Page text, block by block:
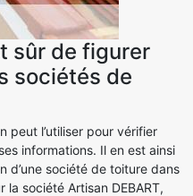
sûr de figurer
sociétés de
peut l’utiliser pour vérifier
informations. Il en est ainsi
d’une société de toiture dans
société Artisan DEBART,